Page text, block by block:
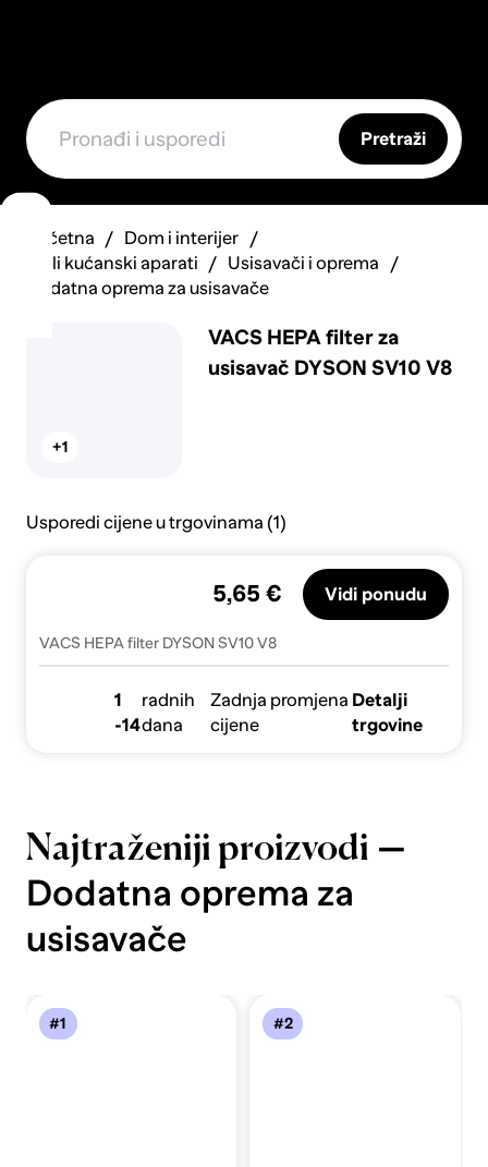
Pretraži
Početna
Dom i interijer
Mali kućanski aparati
Usisavači i oprema
Dodatna oprema za usisavače
+1
VACS HEPA filter za
usisavač DYSON SV10 V8
Usporedi cijene u trgovinama (1)
VACS HEPA filter DYSON SV10 V8
5,65 € Vidi ponudu
1
-14
radnih
dana
Zadnja promjena
cijene
Detalji
trgovine
Najtraženiji proizvodi —
Dodatna oprema za
usisavače
#1 #2